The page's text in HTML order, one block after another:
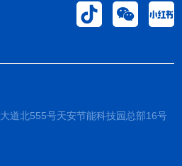
道北555号天安节能科技园总部16号